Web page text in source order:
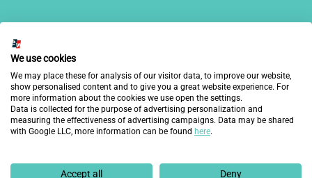
Protección de Datos personales y Garantía de los Derechos Digitales, le
informamos que el Responsable del tratamiento de los datos recabados
en el presente formulario es FUNDACIÓN INTEGRA, y éstos serán
tratados con la finalidad de gestionar su solicitud.
La legitimación para el tratamiento de sus datos reside en el
consentimiento expreso por parte del interesado/a, y éstos no serán
sus datos no serán objeto de transferencias internacionales ni perfilado.
We use cookies
We may place these for analysis of our visitor data, to improve our website,
show personalised content and to give you a great website experience. For
more information about the cookies we use open the settings.
Data is collected for the purpose of advertising personalization and
measuring the effectiveness of advertising campaigns. Data may be shared
with Google LLC, more information can be found here.
Accept all Deny